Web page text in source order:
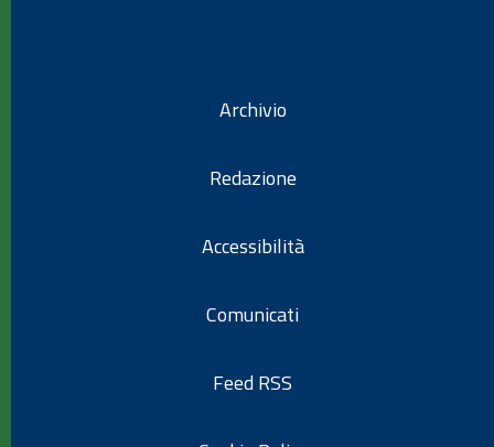
Archivio
Redazione
Accessibilità
Comunicati
Feed RSS